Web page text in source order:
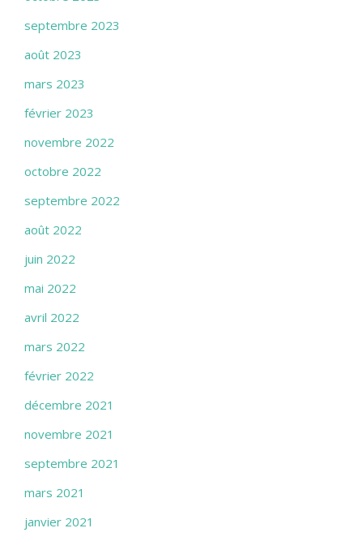
septembre 2023
août 2023
mars 2023
février 2023
novembre 2022
octobre 2022
septembre 2022
août 2022
juin 2022
mai 2022
avril 2022
mars 2022
février 2022
décembre 2021
novembre 2021
septembre 2021
mars 2021
janvier 2021